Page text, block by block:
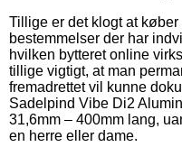
Tillige er det klogt at
bestemmelser der har
hvilken bytteret online
tillige vigtigt, at man
fremadrettet vil kunne
Sadelpind Vibe Di2
31,6mm – 400mm lang,
en herre eller dame.